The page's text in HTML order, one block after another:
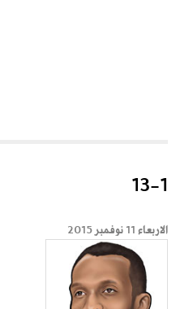
13-1
الاربعاء 11 نوفمبر 2015